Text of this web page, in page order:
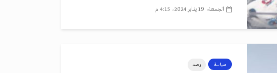
الجمعة، 19 يناير 2024، 4:15 م
سياسة رصد